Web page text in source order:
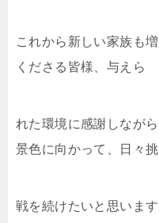
これから新しい家族も
くださる皆様、与えら
れた環境に感謝しなが
景色に向かって、日々挑
戦を続けたいと思いま